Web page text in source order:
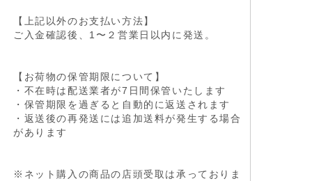
【上記以外のお支払い方法】
ご入金確認後、1〜２営業日以内に発送。
【お荷物の保管期限について】
・不在時は配送業者が7日間保管いたします
・保管期限を過ぎると自動的に返送されます
・返送後の再発送には追加送料が発生する場合
があります
※ネット購入の商品の店頭受取は承っておりま